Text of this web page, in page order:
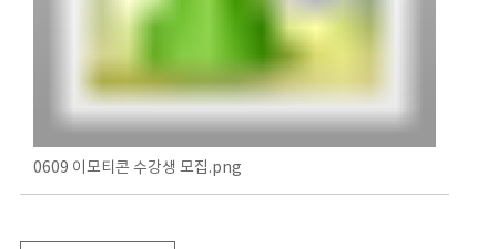
0609 이모티콘 수강생 모집.png